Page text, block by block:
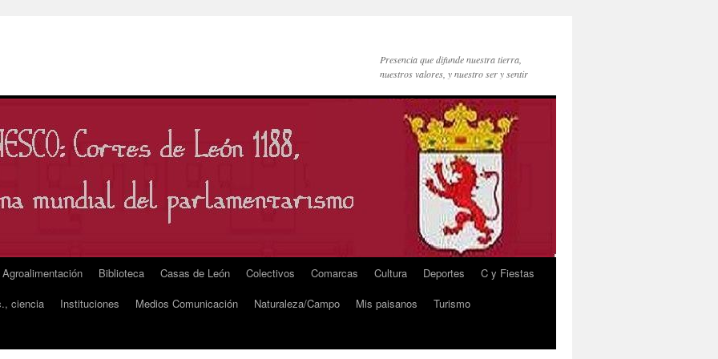
Presencia que difunde nuestra tierra,
nuestros valores, y nuestro ser y sentir
Agroalimentación Biblioteca Casas de León Colectivos Comarcas Cultura Deportes
C y Fiestas
ciencia Instituciones Medios Comunicación Naturaleza/Campo Mis paisanos
Turismo